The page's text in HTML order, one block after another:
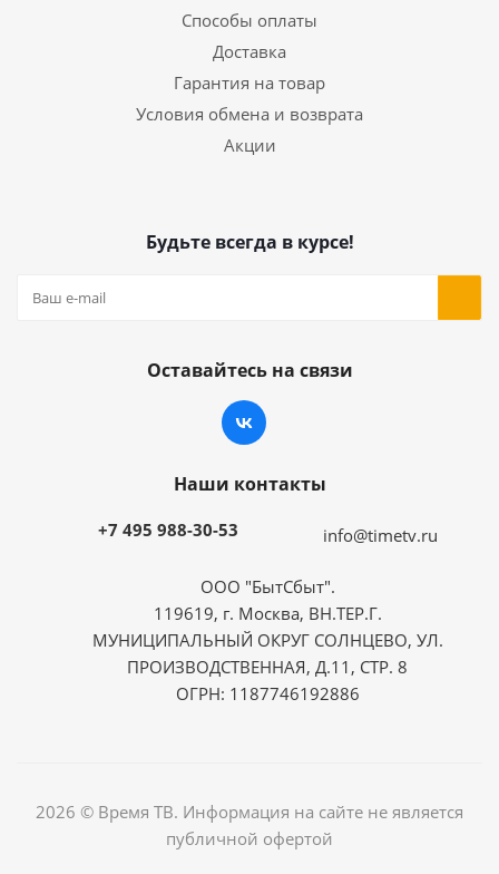
Способы оплаты
Доставка
Гарантия на товар
Условия обмена и возврата
Акции
Будьте всегда в курсе!
Оставайтесь на связи
Наши контакты
+7 495 988-30-53 info@timetv.ru
ООО "БытСбыт".
119619, г. Москва, ВН.ТЕР.Г.
МУНИЦИПАЛЬНЫЙ ОКРУГ СОЛНЦЕВО, УЛ.
ПРОИЗВОДСТВЕННАЯ, Д.11, СТР. 8
ОГРН: 1187746192886
2026 © Время ТВ. Информация на сайте не является
публичной офертой